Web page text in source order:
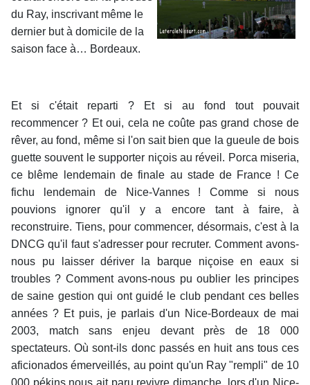
du Ray, inscrivant même le
dernier but à domicile de la
saison face à… Bordeaux.
Et si c'était reparti ? Et si au fond tout pouvait
recommencer ? Et oui, cela ne coûte pas grand chose de
rêver, au fond, même si l'on sait bien que la gueule de bois
guette souvent le supporter niçois au réveil. Porca miseria,
ce blême lendemain de finale au stade de France ! Ce
fichu lendemain de Nice-Vannes ! Comme si nous
pouvions ignorer qu'il y a encore tant à faire, à
reconstruire. Tiens, pour commencer, désormais, c'est à la
DNCG qu'il faut s'adresser pour recruter. Comment avons-
nous pu laisser dériver la barque niçoise en eaux si
troubles ? Comment avons-nous pu oublier les principes
de saine gestion qui ont guidé le club pendant ces belles
années ? Et puis, je parlais d'un Nice-Bordeaux de mai
2003, match sans enjeu devant près de 18 000
spectateurs. Où sont-ils donc passés en huit ans tous ces
aficionados émerveillés, au point qu'un Ray "rempli" de 10